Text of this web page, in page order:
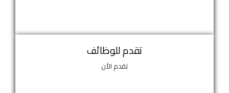
تقدم للوظائف
تقدم الأن